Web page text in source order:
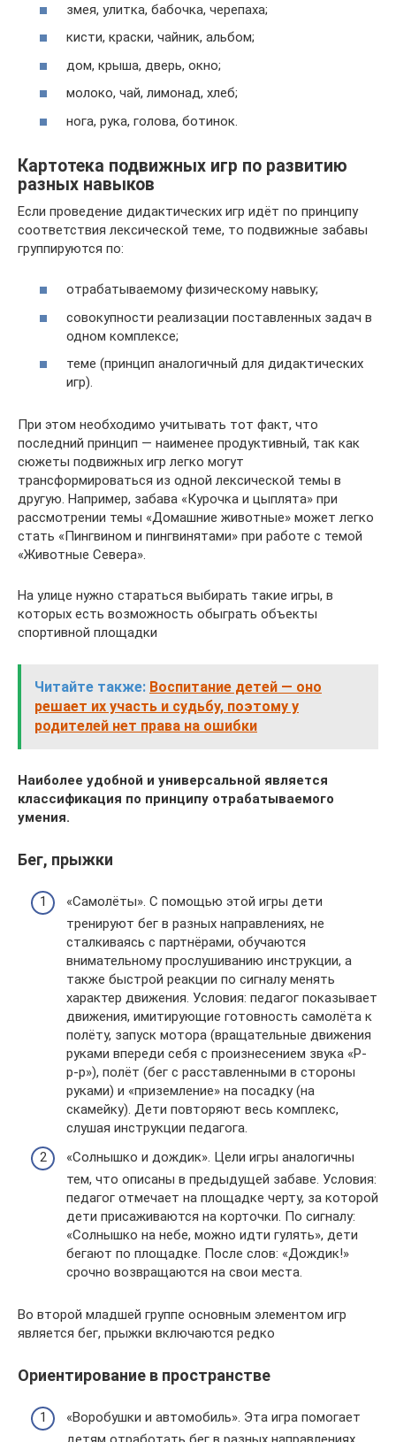
змея, улитка, бабочка, черепаха;
кисти, краски, чайник, альбом;
дом, крыша, дверь, окно;
молоко, чай, лимонад, хлеб;
нога, рука, голова, ботинок.
Картотека подвижных игр по развитию
разных навыков
Если проведение дидактических игр идёт по принципу
соответствия лексической теме, то подвижные забавы
группируются по:
отрабатываемому физическому навыку;
совокупности реализации поставленных задач в
одном комплексе;
теме (принцип аналогичный для дидактических
игр).
При этом необходимо учитывать тот факт, что
последний принцип — наименее продуктивный, так как
сюжеты подвижных игр легко могут
трансформироваться из одной лексической темы в
другую. Например, забава «Курочка и цыплята» при
рассмотрении темы «Домашние животные» может легко
стать «Пингвином и пингвинятами» при работе с темой
«Животные Севера».
На улице нужно стараться выбирать такие игры, в
которых есть возможность обыграть объекты
спортивной площадки
Читайте также: Воспитание детей — оно
решает их участь и судьбу, поэтому у
родителей нет права на ошибки
Наиболее удобной и универсальной является
классификация по принципу отрабатываемого
умения.
Бег, прыжки
«Самолёты». С помощью этой игры дети
тренируют бег в разных направлениях, не
сталкиваясь с партнёрами, обучаются
внимательному прослушиванию инструкции, а
также быстрой реакции по сигналу менять
характер движения. Условия: педагог показывает
движения, имитирующие готовность самолёта к
полёту, запуск мотора (вращательные движения
руками впереди себя с произнесением звука «Р-
р-р»), полёт (бег с расставленными в стороны
руками) и «приземление» на посадку (на
скамейку). Дети повторяют весь комплекс,
слушая инструкции педагога.
«Солнышко и дождик». Цели игры аналогичны
тем, что описаны в предыдущей забаве. Условия:
педагог отмечает на площадке черту, за которой
дети присаживаются на корточки. По сигналу:
«Солнышко на небе, можно идти гулять», дети
бегают по площадке. После слов: «Дождик!»
срочно возвращаются на свои места.
Во второй младшей группе основным элементом игр
является бег, прыжки включаются редко
Ориентирование в пространстве
«Воробушки и автомобиль». Эта игра помогает